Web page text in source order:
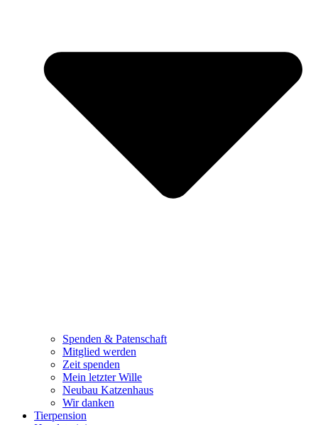
Spenden & Patenschaft
Mitglied werden
Zeit spenden
Mein letzter Wille
Neubau Katzenhaus
Wir danken
Tierpension